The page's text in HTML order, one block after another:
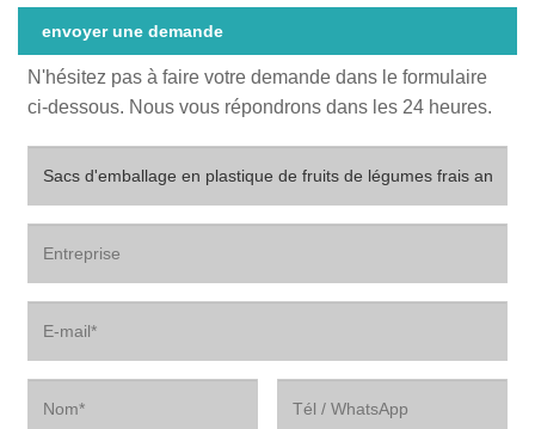
envoyer une demande
N'hésitez pas à faire votre demande dans le formulaire
ci-dessous. Nous vous répondrons dans les 24 heures.